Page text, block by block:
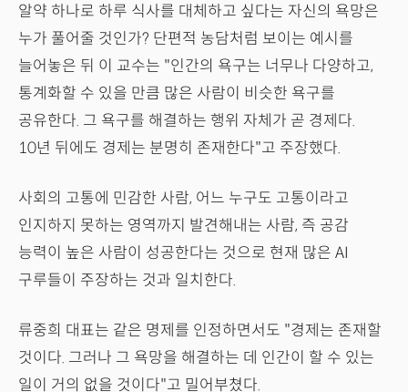
알약 하나로 하루 식사를 대체하고 싶다는 자신의 욕망은
누가 풀어줄 것인가? 단편적 농담처럼 보이는 예시를
늘어놓은 뒤 이 교수는 "인간의 욕구는 너무나 다양하고,
통계화할 수 있을 만큼 많은 사람이 비슷한 욕구를
공유한다. 그 욕구를 해결하는 행위 자체가 곧 경제다.
10년 뒤에도 경제는 분명히 존재한다"고 주장했다.
사회의 고통에 민감한 사람, 어느 누구도 고통이라고
인지하지 못하는 영역까지 발견해내는 사람, 즉 공감
능력이 높은 사람이 성공한다는 것으로 현재 많은 AI
구루들이 주장하는 것과 일치한다.
류중희 대표는 같은 명제를 인정하면서도 "경제는 존재할
것이다. 그러나 그 욕망을 해결하는 데 인간이 할 수 있는
일이 거의 없을 것이다"고 밀어부쳤다.